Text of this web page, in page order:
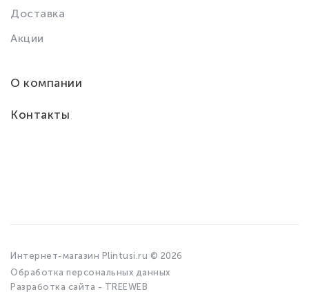
Доставка
Акции
О компании
Контакты
Интернет-магазин Plintusi.ru © 2026
Обработка персональных данных
Разработка сайта - TREEWEB